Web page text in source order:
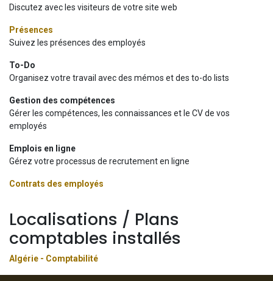
Discutez avec les visiteurs de votre site web
Présences
Suivez les présences des employés
To-Do
Organisez votre travail avec des mémos et des to-do lists
Gestion des compétences
Gérer les compétences, les connaissances et le CV de vos
employés
Emplois en ligne
Gérez votre processus de recrutement en ligne
Contrats des employés
Localisations / Plans
comptables installés
Algérie - Comptabilité